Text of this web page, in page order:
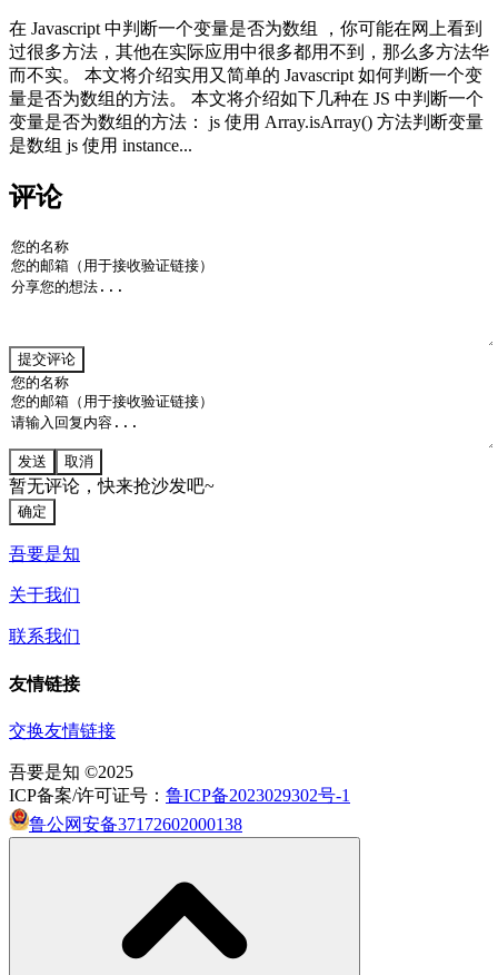
在 Javascript 中判断一个变量是否为数组 ，你可能在网上看到
过很多方法，其他在实际应用中很多都用不到，那么多方法华
而不实。 本文将介绍实用又简单的 Javascript 如何判断一个变
量是否为数组的方法。 本文将介绍如下几种在 JS 中判断一个
变量是否为数组的方法： js 使用 Array.isArray() 方法判断变量
是数组 js 使用 instance...
评论
提交评论
发送 取消
暂无评论，快来抢沙发吧~
确定
吾要是知
关于我们
联系我们
友情链接
交换友情链接
吾要是知 ©2025
ICP备案/许可证号： 鲁ICP备2023029302号-1
鲁公网安备37172602000138